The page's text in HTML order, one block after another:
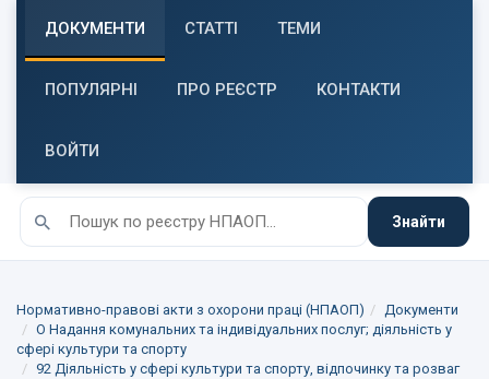
ДОКУМЕНТИ СТАТТІ ТЕМИ
ПОПУЛЯРНІ ПРО РЕЄСТР КОНТАКТИ
ВОЙТИ
Знайти
Нормативно-правові акти з охорони праці (НПАОП)
Документи
O Надання комунальних та індивідуальних послуг; діяльність у
сфері культури та спорту
92 Діяльність у сфері культури та спорту, відпочинку та розваг